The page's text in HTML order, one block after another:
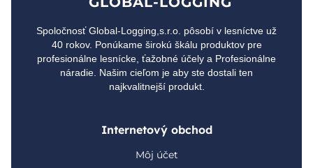
Spoločnosť Global-Logging,s.r.o. pôsobí v lesníctve už
40 rokov. Ponúkame širokú škálu produktov pre
profesionálne lesnícke, ťažobné účely a Profesionálne
náradie. Našim cieľom je aby ste dostali ten
najkvalitnejší produkt.
Internetový obchod
Môj účet